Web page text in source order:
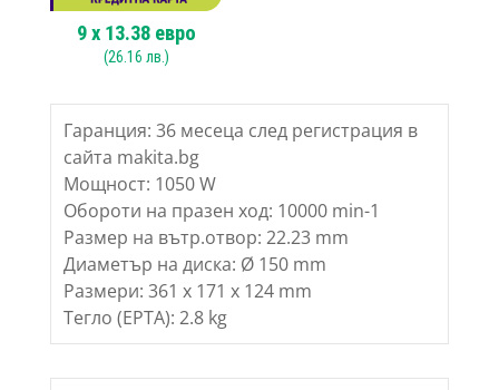
9x 13.38евро
(26.16 лв.)
Гаранция: 36 месеца след регистрация в
сайта makita.bg
Мощност: 1050 W
Обороти на празен ход: 10000 min-1
Размер на вътр.отвор: 22.23 mm
Диаметър на диска: Ø 150 mm
Размери: 361 x 171 x 124 mm
Тегло (EPTA): 2.8 kg